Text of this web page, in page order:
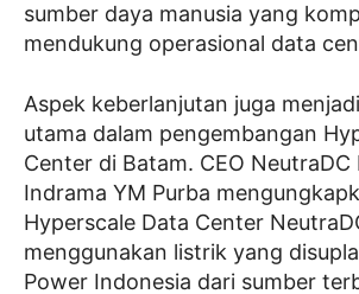
sumber daya manusia yang
mendukung operasional data
Aspek keberlanjutan juga
utama dalam pengembangan
Center di Batam. CEO NeutraDC
Indrama YM Purba
Hyperscale Data Center
menggunakan listrik yang
Power Indonesia dari sumber